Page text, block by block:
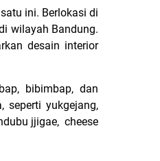
ini. Berlokasi di
wilayah Bandung.
desain interior
bibimbap, dan
seperti yukgejang,
jjigae, cheese